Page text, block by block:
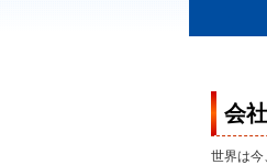
会
世界は今